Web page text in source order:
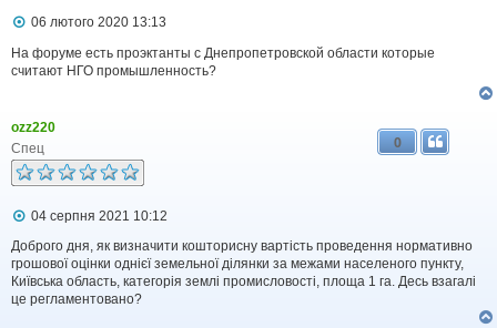
П
в
і
л
е
н
н
06 лютого 2020 13:13
На форуме есть проэктанты с Днепропетровской области которые
считают НГО промышленность?
ozz220
Спец
0
П
в
і
д
м
04 серпня 2021 10:12
Доброго дня, як визначити кошторисну вартість проведення нормативно
грошової оцінки однієї земельної ділянки за межами населеного пункту,
Київська область, категорія землі промисловості, площа 1 га. Десь взагалі
це регламентовано?